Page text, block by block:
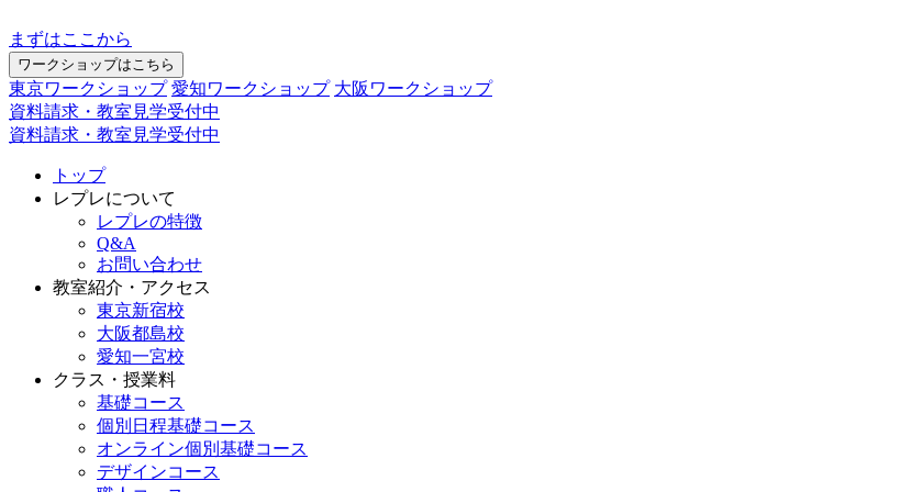
まずはここから
ワークショップはこちら
東京ワークショップ 愛知ワークショップ 大阪ワークショップ
資料請求・教室見学受付中
資料請求・教室見学受付中
トップ
レプレについて
レプレの特徴
Q&A
お問い合わせ
教室紹介・アクセス
東京新宿校
大阪都島校
愛知一宮校
クラス・授業料
基礎コース
個別日程基礎コース
オンライン個別基礎コース
デザインコース